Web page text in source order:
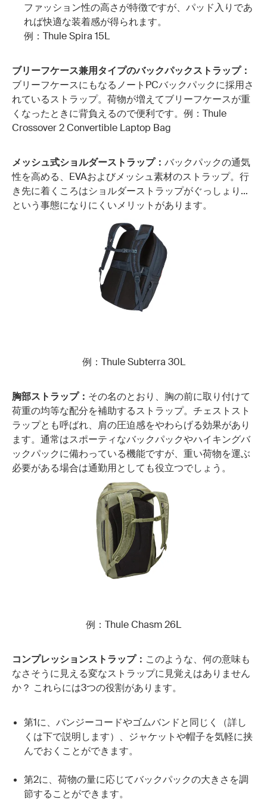
ファッション性の高さが特徴ですが、パッド入りであ
れば快適な装着感が得られます。
例：Thule Spira 15L
ブリーフケース兼用タイプのバックパックストラップ：
ブリーフケースにもなるノートPCバックパックに採用さ
れているストラップ。荷物が増えてブリーフケースが重
くなったときに背負えるので便利です。例：Thule
Crossover 2 Convertible Laptop Bag
メッシュ式ショルダーストラップ： バックパックの通気
性を高める、EVAおよびメッシュ素材のストラップ。行
き先に着くころはショルダーストラップがぐっしょり…
という事態になりにくいメリットがあります。
例：Thule Subterra 30L
胸部ストラップ： その名のとおり、胸の前に取り付けて
荷重の均等な配分を補助するストラップ。チェストスト
ラップとも呼ばれ、肩の圧迫感をやわらげる効果があり
ます。通常はスポーティなバックパックやハイキングバ
ックパックに備わっている機能ですが、重い荷物を運ぶ
必要がある場合は通勤用としても役立つでしょう。
例：Thule Chasm 26L
コンプレッションストラップ： このような、何の意味も
なさそうに見える変なストラップに見覚えはありません
か？ これらには3つの役割があります。
第1に、バンジーコードやゴムバンドと同じく（詳し
くは下で説明します）、ジャケットや帽子を気軽に挟
んでおくことができます。
第2に、荷物の量に応じてバックパックの大きさを調
節することができます。